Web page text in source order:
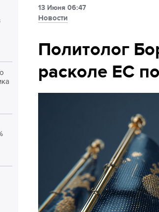
Спорт
13 Июня 06:47
Новости
Политолог
расколе ЕС